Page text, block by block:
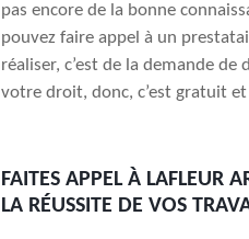
pas encore de la bonne
pouvez faire appel à un
réaliser, c’est de la demande de
votre droit, donc, c’est gratuit et
FAITES APPEL À LAFLEUR
LA RÉUSSITE DE VOS